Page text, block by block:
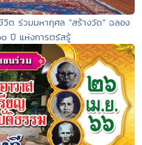
ต ร่วมมหากุศล "สร้างวัด" ฉลอง
ปี แห่งการตรัสรู้